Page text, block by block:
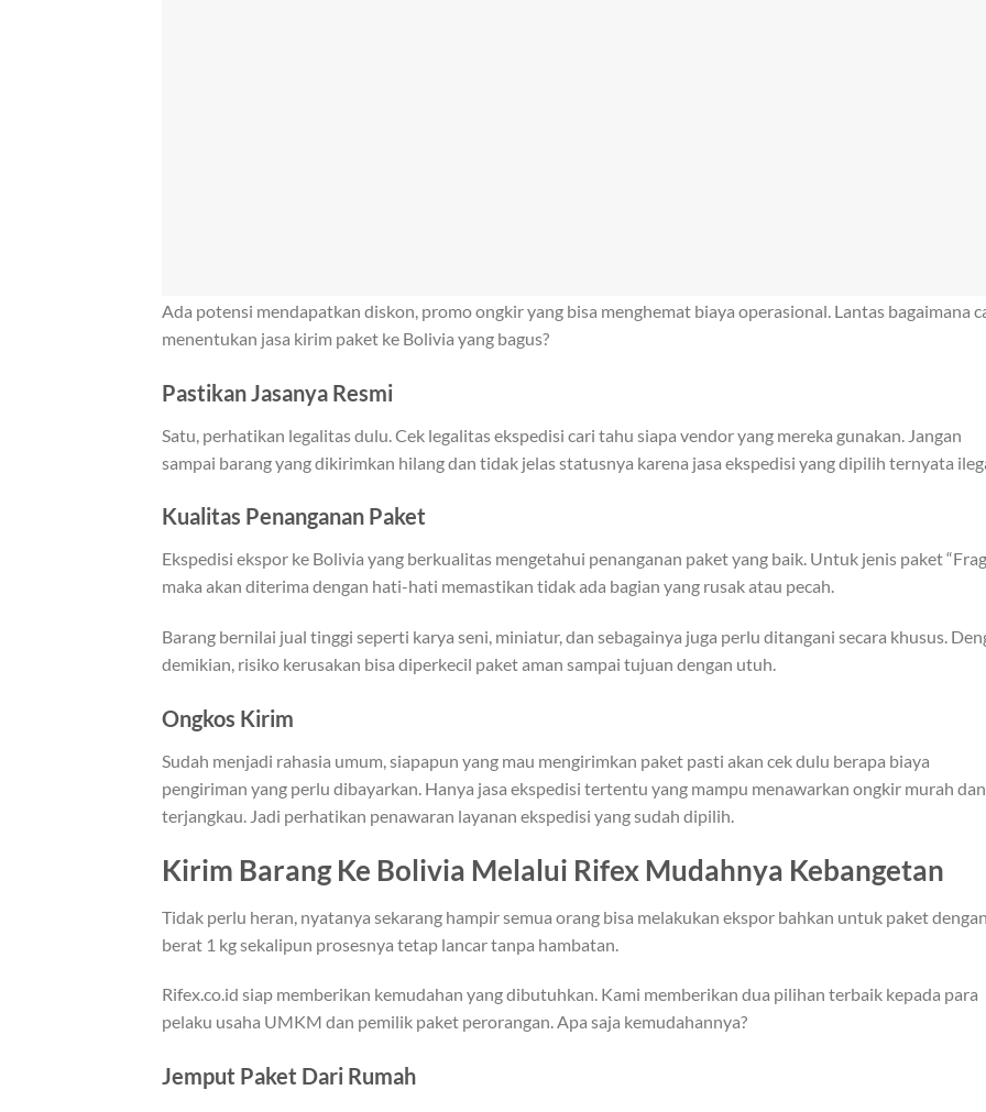
Ada potensi mendapatkan diskon, promo ongkir yang bisa menghemat biaya operasional. Lantas bagaimana
menentukan jasa kirim paket ke Bolivia yang bagus?
Pastikan Jasanya Resmi
Satu, perhatikan legalitas dulu. Cek legalitas ekspedisi cari tahu siapa vendor yang mereka gunakan. Jangan
sampai barang yang dikirimkan hilang dan tidak jelas statusnya karena jasa ekspedisi yang dipilih ternyata
Kualitas Penanganan Paket
Ekspedisi ekspor ke Bolivia yang berkualitas mengetahui penanganan paket yang baik. Untuk jenis paket
maka akan diterima dengan hati-hati memastikan tidak ada bagian yang rusak atau pecah.
Barang bernilai jual tinggi seperti karya seni, miniatur, dan sebagainya juga perlu ditangani secara khusus.
demikian, risiko kerusakan bisa diperkecil paket aman sampai tujuan dengan utuh.
Ongkos Kirim
Sudah menjadi rahasia umum, siapapun yang mau mengirimkan paket pasti akan cek dulu berapa biaya
pengiriman yang perlu dibayarkan. Hanya jasa ekspedisi tertentu yang mampu menawarkan ongkir murah dan
terjangkau. Jadi perhatikan penawaran layanan ekspedisi yang sudah dipilih.
Kirim Barang Ke Bolivia Melalui Rifex Mudahnya Kebangetan
Tidak perlu heran, nyatanya sekarang hampir semua orang bisa melakukan ekspor bahkan untuk paket dengan
berat 1 kg sekalipun prosesnya tetap lancar tanpa hambatan.
Rifex.co.id siap memberikan kemudahan yang dibutuhkan. Kami memberikan dua pilihan terbaik kepada para
pelaku usaha UMKM dan pemilik paket perorangan. Apa saja kemudahannya?
Jemput Paket Dari Rumah